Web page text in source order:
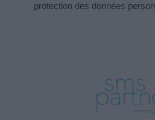
protection des données